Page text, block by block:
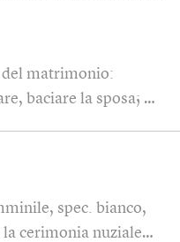
del matrimonio:
baciare la sposa; …
spec. bianco,
la cerimonia nuziale…